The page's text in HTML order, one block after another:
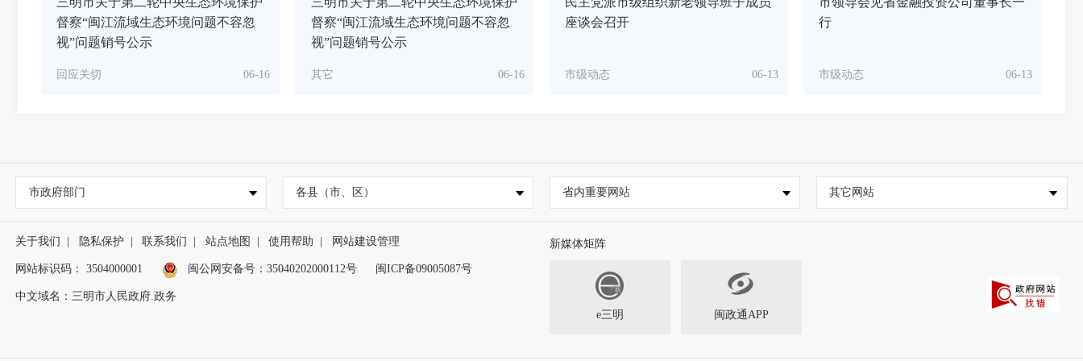
督察“闽江流域生态环境问题不容忽
视”问题销号公示
06-16
回应关切
督察“闽江流域生态环境问题不容忽
视”问题销号公示
06-16
其它
座谈会召开
06-13
市级动态
行
06-13
市级动态
市政府部门 各县（市、区） 省内重要网站 其它网站
关于我们 隐私保护 联系我们 站点地图 使用帮助 网站建设管理
网站标识码： 3504000001 闽公网安备号： 35040202000112号 闽ICP备09005087号
中文域名：三明市人民政府.政务
新媒体矩阵
e三明 闽政通APP